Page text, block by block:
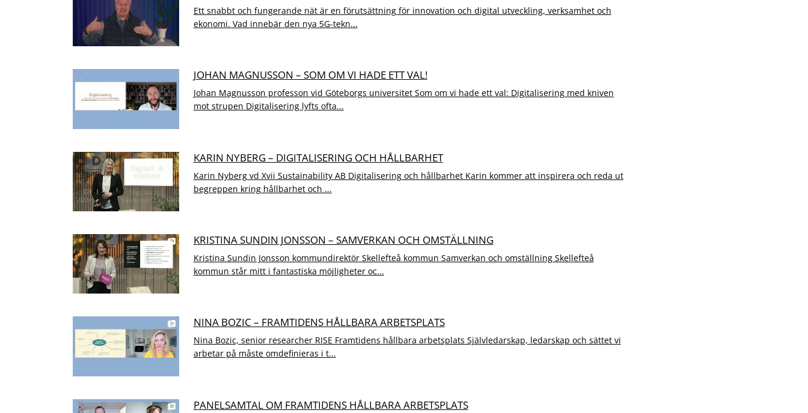
Ett snabbt och fungerande nät är en förutsättning för innovation och digital utveckling, verksamhet och
ekonomi. Vad innebär den nya 5G-tekn...
JOHAN MAGNUSSON – SOM OM VI HADE ETT VAL!
Johan Magnusson professon vid Göteborgs universitet Som om vi hade ett val: Digitalisering med kniven
mot strupen Digitalisering lyfts ofta...
KARIN NYBERG – DIGITALISERING OCH HÅLLBARHET
Karin Nyberg vd Xvii Sustainability AB Digitalisering och hållbarhet Karin kommer att inspirera och reda ut
begreppen kring hållbarhet och ...
KRISTINA SUNDIN JONSSON – SAMVERKAN OCH OMSTÄLLNING
Kristina Sundin Jonsson kommundirektör Skellefteå kommun Samverkan och omställning Skellefteå
kommun står mitt i fantastiska möjligheter oc...
NINA BOZIC – FRAMTIDENS HÅLLBARA ARBETSPLATS
Nina Bozic, senior researcher RISE Framtidens hållbara arbetsplats Självledarskap, ledarskap och sättet vi
arbetar på måste omdefinieras i t...
PANELSAMTAL OM FRAMTIDENS HÅLLBARA ARBETSPLATS